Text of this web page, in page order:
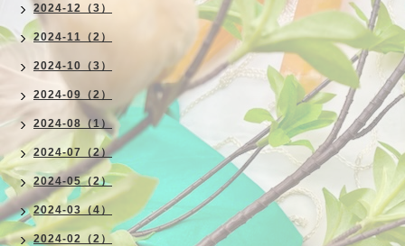
2024-12（3）
2024-11（2）
2024-10（3）
2024-09（2）
2024-08（1）
2024-07（2）
2024-05（2）
2024-03（4）
2024-02（2）